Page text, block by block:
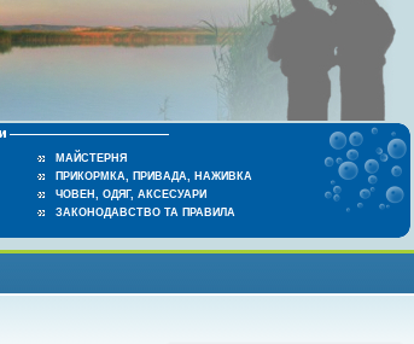
МАЙСТЕРНЯ
ПРИКОРМКА, ПРИВАДА, НАЖИВКА
ЧОВЕН, ОДЯГ, АКСЕСУАРИ
ЗАКОНОДАВСТВО ТА ПРАВИЛА